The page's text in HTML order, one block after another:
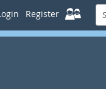
Register
in